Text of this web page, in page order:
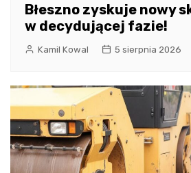
Błeszno zyskuje nowy
w decydującej fazie!
Kamil Kowal 5 sierpnia 2026